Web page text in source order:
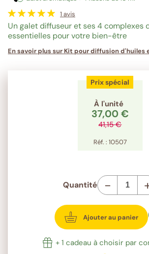
1 avis
Un galet diffuseur et ses 4 complexes
essentielles pour votre bien-être
En savoir plus sur Kit pour diffusion d'huiles
Prix spécial
À l'unité
37,00 €
41,15 €
Réf. : 10507
Quantité -
Ajouter au panier
+ 1 cadeau à choisir par